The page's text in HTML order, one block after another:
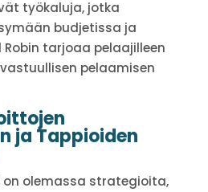
työkaluja, jotka
budjetissa ja
tarjoaa pelaajilleen
pelaamisen
ja Tappioiden
on olemassa strategioita,